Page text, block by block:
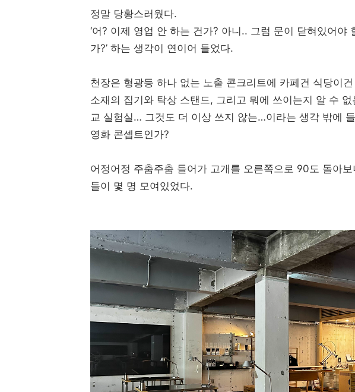
정말 당황스러웠다.
‘어? 이제 영업 안 하는 건가? 아니.. 그럼 문이 닫혀있어야
가?’ 하는 생각이 연이어 들었다.
천장은 형광등 하나 없는 노출 콘크리트에 카페건 식당이
소재의 집기와 탁상 스탠드, 그리고 뭐에 쓰이는지 알 수
교 실험실… 그것도 더 이상 쓰지 않는…이라는 생각 밖에
영화 콘셉트인가?
어정어정 주춤주춤 들어가 고개를 오른쪽으로 90도 돌아
들이 몇 명 모여있었다.